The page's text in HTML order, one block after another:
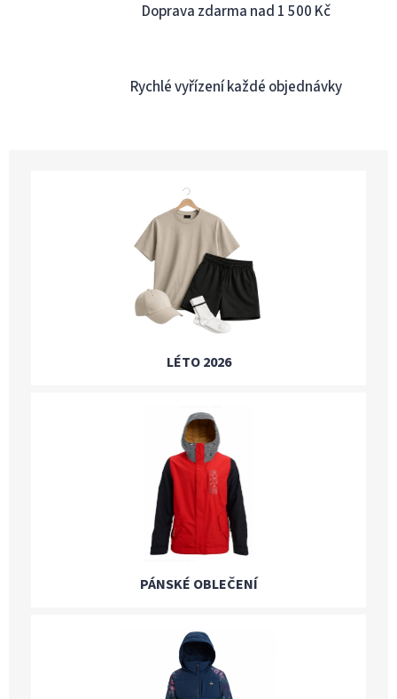
Doprava zdarma nad 1 500 Kč
Rychlé vyřízení každé objednávky
LÉTO 2026
PÁNSKÉ OBLEČENÍ